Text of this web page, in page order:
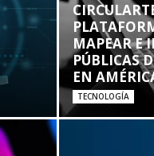
MAPEAR E
PÚBLICAS
EN
TECNOLOGÍA